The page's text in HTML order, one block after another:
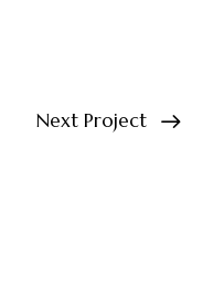
Next Project